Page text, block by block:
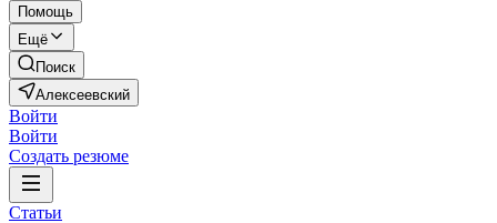
Помощь
Ещё
Поиск
Алексеевский
Войти
Войти
Создать резюме
Статьи